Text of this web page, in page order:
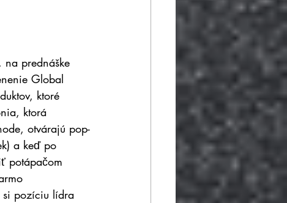
na prednáške
Global
ktoré
ktorá
otvárajú pop-
a keď po
potápačom
si pozíciu lídra